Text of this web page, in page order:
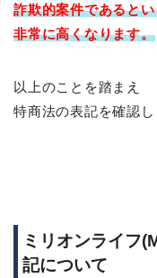
詐欺的案件であると
非常に高くなります。
以上のことを踏まえ
特商法の表記を確認し
ミリオンライフ
記について